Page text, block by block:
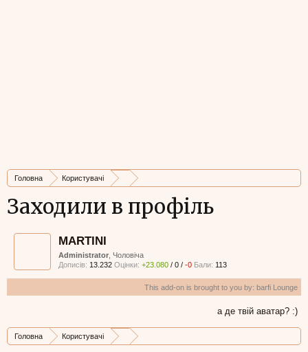
Головна Користувачі
Заходили в профіль
MARTINI
Administrator , Чоловіча
Дописів: 13.232 Оцінки: +23.080 / 0 / -0 Бали: 113
This add-on is brought to you by: barfi Lounge
а де твій аватар? :)
Головна Користувачі